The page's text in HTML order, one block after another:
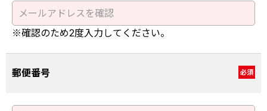
※確認のため2度入力してください。
郵便番号 必須